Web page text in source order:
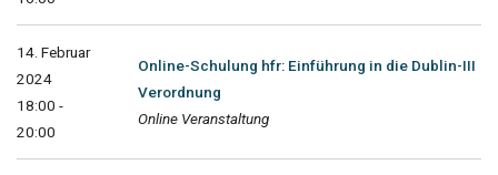
14. Februar
2024
18:00 -
20:00
Online-Schulung hfr: Einführung in die Dublin-III
Verordnung
Online Veranstaltung